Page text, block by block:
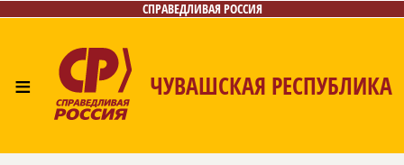
СПРАВЕДЛИВАЯ РОССИЯ
≡ ЧУВАШСКАЯ РЕСПУБЛИКА